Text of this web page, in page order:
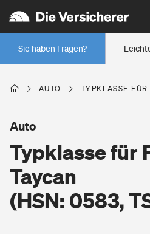
Sie haben Fragen?
Wer versichert was: Jetzt
Regionalklassen: So ist Ihre
Wer versichert was: Jetzt
Berufsunfähigkeitsversicherung
Erwerbsunfähigkeitsversicherung
Wohnen
Wohngebäudeversicherung
AUTO TYPKLASSE
Typklasse für
Taycan
(HSN: 0583,
Auto